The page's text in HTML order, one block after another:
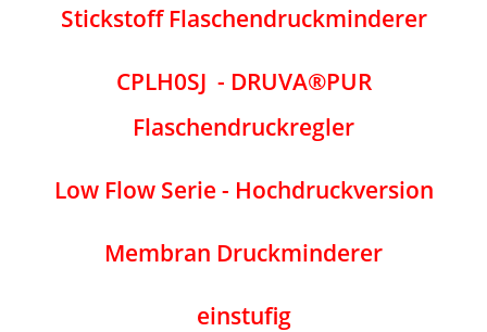
Stickstoff Flaschendruckminderer
CPLH0SJ - DRUVA®PUR
Flaschendruckregler
Low Flow Serie - Hochdruckversion
Membran Druckminderer
einstufig